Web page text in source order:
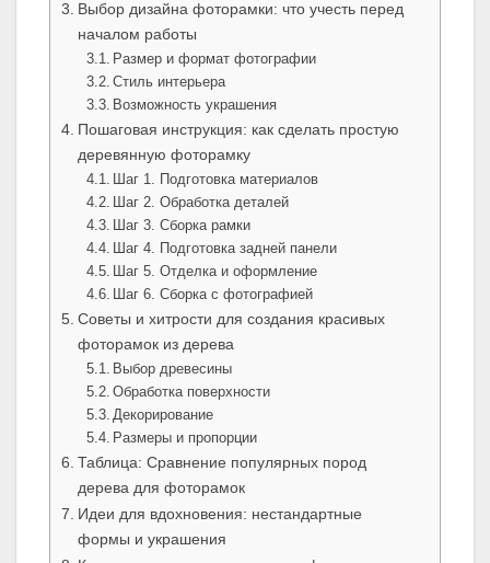
Выбор дизайна фоторамки: что учесть перед
началом работы
Размер и формат фотографии
Стиль интерьера
Возможность украшения
Пошаговая инструкция: как сделать простую
деревянную фоторамку
Шаг 1. Подготовка материалов
Шаг 2. Обработка деталей
Шаг 3. Сборка рамки
Шаг 4. Подготовка задней панели
Шаг 5. Отделка и оформление
Шаг 6. Сборка с фотографией
Советы и хитрости для создания красивых
фоторамок из дерева
Выбор древесины
Обработка поверхности
Декорирование
Размеры и пропорции
Таблица: Сравнение популярных пород
дерева для фоторамок
Идеи для вдохновения: нестандартные
формы и украшения